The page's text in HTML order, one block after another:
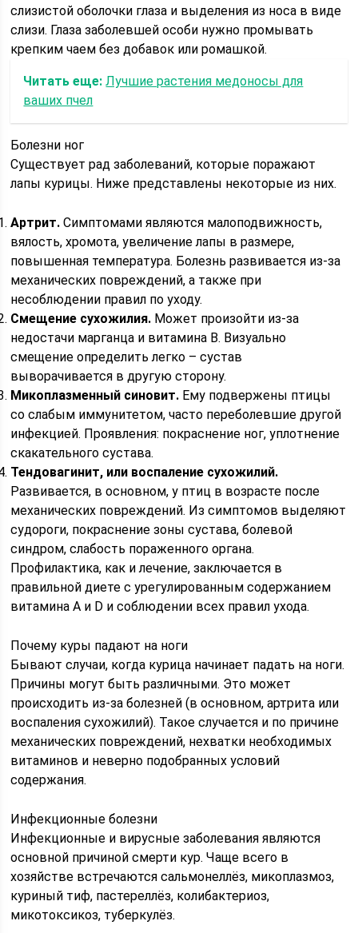
слизистой оболочки глаза и выделения из носа в виде
слизи. Глаза заболевшей особи нужно промывать
крепким чаем без добавок или ромашкой.
Читать еще: Лучшие растения медоносы для
ваших пчел
Болезни ног
Существует рад заболеваний, которые поражают
лапы курицы. Ниже представлены некоторые из них.
Артрит. Симптомами являются малоподвижность,
вялость, хромота, увеличение лапы в размере,
повышенная температура. Болезнь развивается из-за
механических повреждений, а также при
несоблюдении правил по уходу.
Смещение сухожилия. Может произойти из-за
недостачи марганца и витамина В. Визуально
смещение определить легко – сустав
выворачивается в другую сторону.
Микоплазменный синовит. Ему подвержены птицы
со слабым иммунитетом, часто переболевшие другой
инфекцией. Проявления: покраснение ног, уплотнение
скакательного сустава.
Тендовагинит, или воспаление сухожилий.
Развивается, в основном, у птиц в возрасте после
механических повреждений. Из симптомов выделяют
судороги, покраснение зоны сустава, болевой
синдром, слабость пораженного органа.
Профилактика, как и лечение, заключается в
правильной диете с урегулированным содержанием
витамина А и D и соблюдении всех правил ухода.
Почему куры падают на ноги
Бывают случаи, когда курица начинает падать на ноги.
Причины могут быть различными. Это может
происходить из-за болезней (в основном, артрита или
воспаления сухожилий). Такое случается и по причине
механических повреждений, нехватки необходимых
витаминов и неверно подобранных условий
содержания.
Инфекционные болезни
Инфекционные и вирусные заболевания являются
основной причиной смерти кур. Чаще всего в
хозяйстве встречаются сальмонеллёз, микоплазмоз,
куриный тиф, пастереллёз, колибактериоз,
микотоксикоз, туберкулёз.